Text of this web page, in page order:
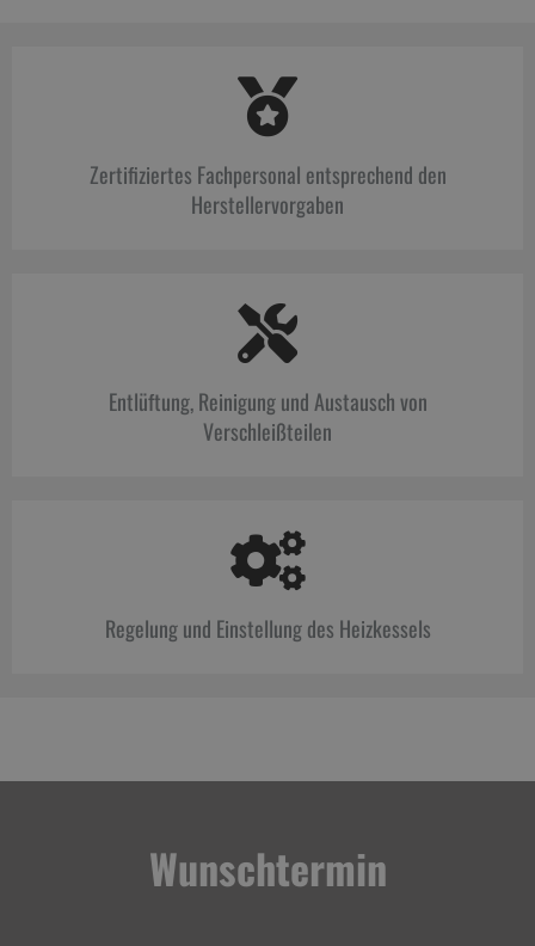
Zertifiziertes Fachpersonal entsprechend den
Herstellervorgaben
Entlüftung, Reinigung und Austausch von
Verschleißteilen
Regelung und Einstellung des Heizkessels
Wunschtermin